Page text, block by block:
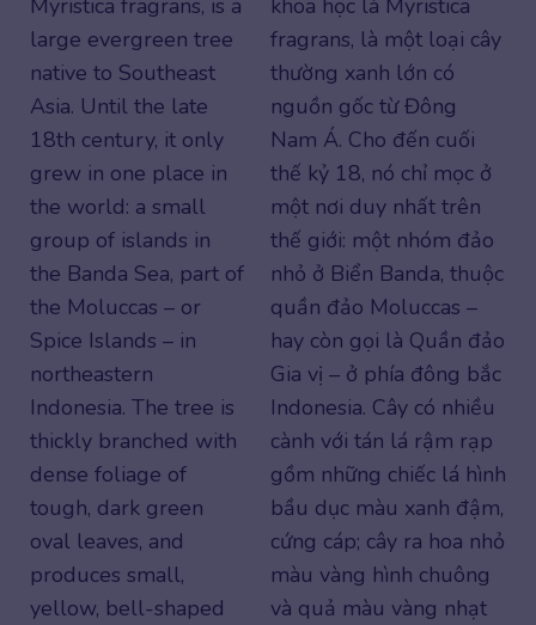
Myristica fragrans, is a
large evergreen tree
native to Southeast
Asia. Until the late
18th century, it only
grew in one place in
the world: a small
group of islands in
the Banda Sea, part of
the Moluccas – or
Spice Islands – in
northeastern
Indonesia. The tree is
thickly branched with
dense foliage of
tough, dark green
oval leaves, and
produces small,
yellow, bell-shaped
khoa học là Myristica
fragrans, là một loại cây
thường xanh lớn có
nguồn gốc từ Đông
Nam Á. Cho đến cuối
thế kỷ 18, nó chỉ mọc ở
một nơi duy nhất trên
thế giới: một nhóm đảo
nhỏ ở Biển Banda, thuộc
quần đảo Moluccas –
hay còn gọi là Quần đảo
Gia vị – ở phía đông bắc
Indonesia. Cây có nhiều
cành với tán lá rậm rạp
gồm những chiếc lá hình
bầu dục màu xanh đậm,
cứng cáp; cây ra hoa nhỏ
màu vàng hình chuông
và quả màu vàng nhạt